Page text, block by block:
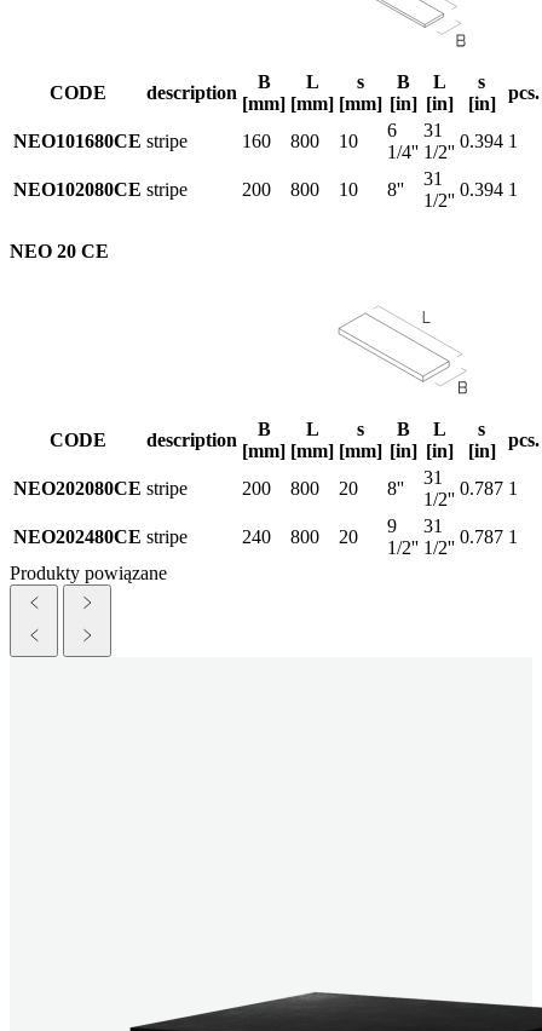
CODE description
B
[mm]
L
[mm]
s
[mm]
B
[in]
L
[in]
s
[in]
pcs.
NEO101680CE stripe 160 800 10
6
1/4''
31
1/2''
0.394 1
NEO102080CE stripe 200 800 10 8''
31
1/2''
0.394 1
NEO 20 CE
CODE description
B
[mm]
L
[mm]
s
[mm]
B
[in]
L
[in]
s
[in]
pcs.
NEO202080CE stripe 200 800 20 8''
31
1/2''
0.787 1
NEO202480CE stripe 240 800 20
9
1/2''
31
1/2''
0.787 1
Produkty powiązane